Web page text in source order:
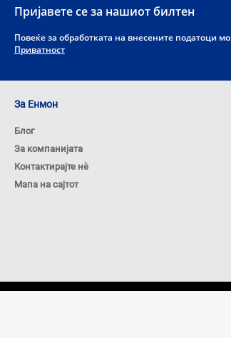
Пријавете се за нашиот билтен
Повеќе за обработката на внесените податоци
Приватност
За Енмон
Блог
За компанијата
Контактирајте нѐ
Мапа на сајтот